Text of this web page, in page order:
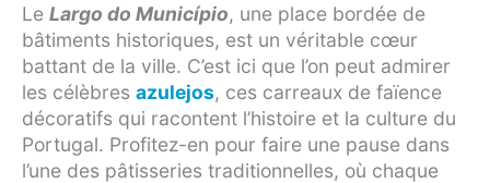
Le Largo do Município, une place bordée de
bâtiments historiques, est un véritable cœur
battant de la ville. C’est ici que l’on peut admirer
les célèbres azulejos, ces carreaux de faïence
décoratifs qui racontent l’histoire et la culture du
Portugal. Profitez-en pour faire une pause dans
l’une des pâtisseries traditionnelles, où chaque